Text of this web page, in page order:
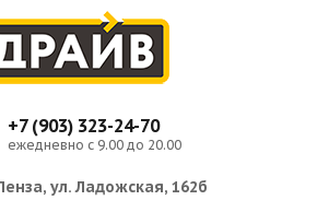
+7 (903) 323-24-70
ежедневно с 9.00 до 20.00
ул. Ладожская, 162б